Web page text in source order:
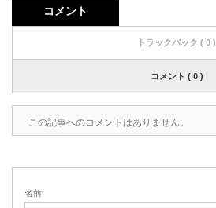
コメント
トラックバック ( 0 )
コメント ( 0 )
この記事へのコメントはありません。
名前